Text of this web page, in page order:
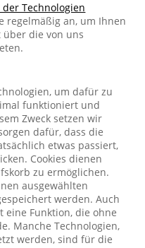
der Technologien
regelmäßig an, um Ihnen
die von uns
um dafür zu
funktioniert und
Zweck setzen wir
dafür, dass die
etwas passiert,
Cookies dienen
zu ermöglichen.
ausgewählten
werden. Auch
eine Funktion, die ohne
Manche Technologien,
werden, sind für die